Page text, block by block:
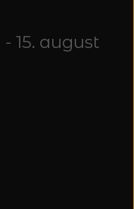
15. august